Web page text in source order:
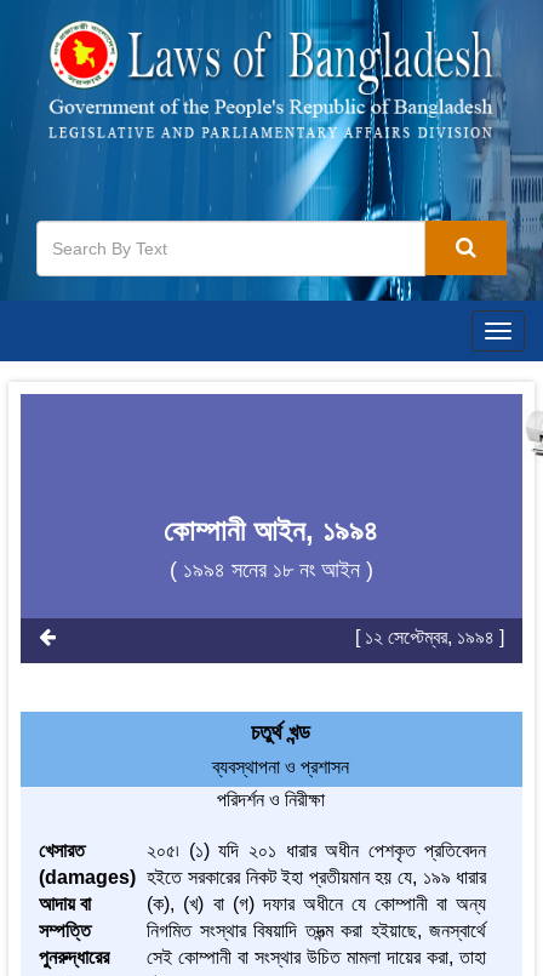
কোম্পানী আইন, ১৯৯৪
( ১৯৯৪ সনের ১৮ নং আইন )
[ ১২ সেপ্টেম্বর, ১৯৯৪ ]
চতুর্থ খন্ড
ব্যবস্থাপনা ও প্রশাসন
পরিদর্শন ও নিরীক্ষা
খেসারত
(damages)
আদায় বা
সম্পত্তি
পুনরুদ্ধারের
২০৫৷ (১) যদি ২০১ ধারার অধীন পেশকৃত প্রতিবেদন
হইতে সরকারের নিকট ইহা প্রতীয়মান হয় যে, ১৯৯ ধারার
(ক), (খ) বা (গ) দফার অধীনে যে কোম্পানী বা অন্য
নিগমিত সংস্থার বিষয়াদি তদন্ত্ম করা হইয়াছে, জনস্বার্থে
সেই কোম্পানী বা সংস্থার উচিত মামলা দায়ের করা, তাহা